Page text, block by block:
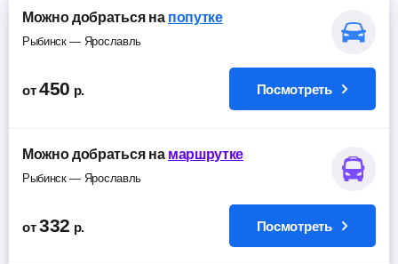
Можно добраться на попутке
Рыбинск — Ярославль
от450 р. Посмотреть
Можно добраться на маршрутке
Рыбинск — Ярославль
от332 р. Посмотреть